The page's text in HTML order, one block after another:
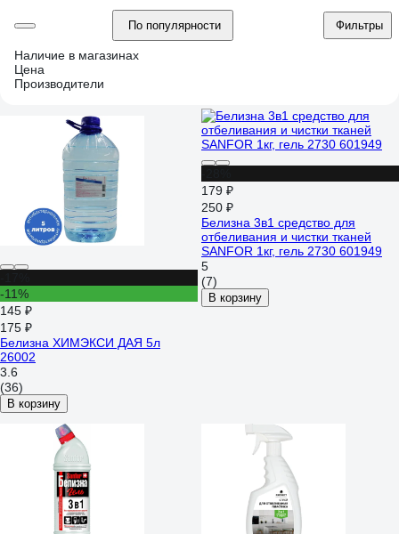
По популярности Фильтры
Наличие в магазинах
Цена
Производители
-11%
145 ₽
175 ₽
Белизна ХИМЭКСИ ДАЯ 5л
26002
3.6
(36)
В корзину
179 ₽
250 ₽
Белизна 3в1 средство для
отбеливания и чистки тканей
SANFOR 1кг, гель 2730 601949
5
(7)
В корзину